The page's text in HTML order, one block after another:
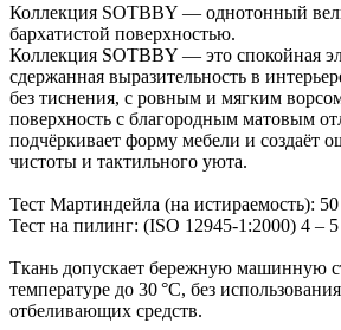
Коллекция SOTBBY — однотонный
бархатистой поверхностью.
Коллекция SOTBBY — это спокойная
сдержанная выразительность в
без тиснения, с ровным и мягким
поверхность с благородным матовым
подчёркивает форму мебели и создаёт
чистоты и тактильного уюта.
Тест Мартиндейла (на истираемость):
Тест на пилинг: (ISO 12945-1:2000) 4 – 5
Ткань допускает бережную машинную
температуре до 30 °C, без
отбеливающих средств.